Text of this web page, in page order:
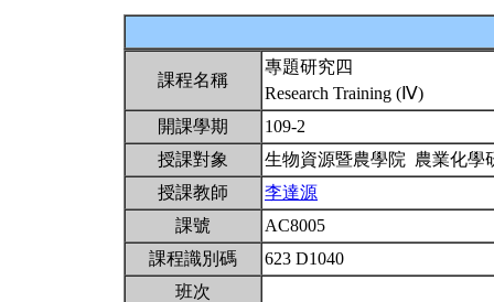
課程名稱
專題研究四
Research Training (Ⅳ)
開課學期
109-2
授課對象
生物資源暨農學院 農業化
授課教師
李達源
課號
AC8005
課程識別碼
623 D1040
班次